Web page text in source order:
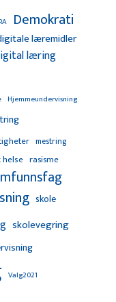
Demokrati
læremidler
læring
Hjemmeundervisning
mestring
helse rasisme
skole
skolevegring
Valg2021